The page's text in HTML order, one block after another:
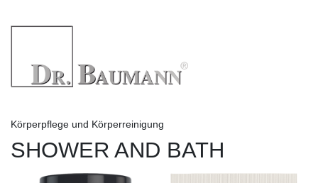
Körperpflege und Körperreinigung
SHOWER AND BATH